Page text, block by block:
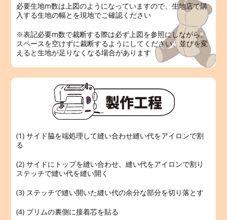
必要生地m数は上図のようになっていますので、生地店で購
入する生地の幅とを現地でご確認ください
※表記必要m数で裁断する際は必ず上図を参照にしながら、
スペースを空けずに裁断するようにしてください。並びを変
えると生地が足りなくなる場合があります
(1) サイド脇を端処理して縫い合わせ縫い代をアイロンで割
る
(2) サイドにトップを縫い合わせ、縫い代をアイロンで割り
ステッチで縫い代を縫い開く
(3) ステッチで縫い開いた縫い代の余分な部分を切り落とす
(4) ブリムの裏側に接着芯を貼る